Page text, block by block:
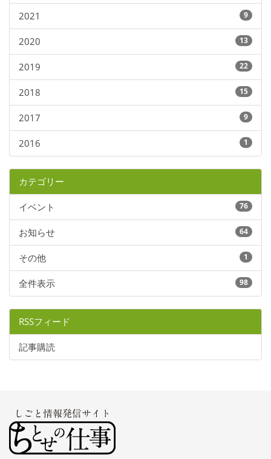
2021 9
2020 13
2019 22
2018 15
2017 9
2016 1
カテゴリー
イベント 76
お知らせ 64
その他 1
全件表示 98
RSSフィード
記事購読